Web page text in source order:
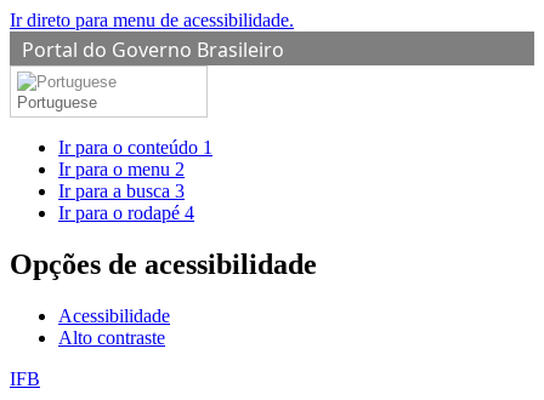
Ir direto para menu de acessibilidade.
Portal do Governo Brasileiro
Portuguese
Ir para o conteúdo 1
Ir para o menu 2
Ir para a busca 3
Ir para o rodapé 4
Opções de acessibilidade
Acessibilidade
Alto contraste
IFB